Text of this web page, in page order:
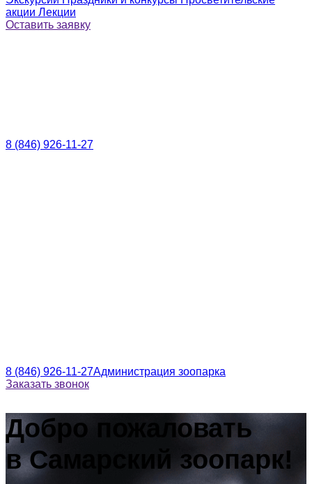
акции Лекции
Оставить заявку
8 (846) 926-11-27
8 (846) 926-11-27Администрация зоопарка
Заказать звонок
Добро пожаловать
в Самарский зоопарк!